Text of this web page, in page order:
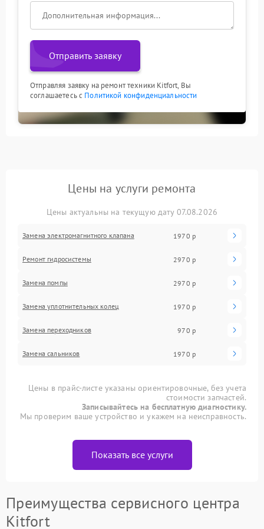
Отправить заявку
Отправляя заявку на ремонт техники Kitfort, Вы
соглашаетесь с Политикой конфиденциальности
Цены на услуги ремонта
Цены актуальны на текущую дату 07.08.2026
Замена электромагнитного клапана 1970 р
Ремонт гидросистемы 2970 р
Замена помпы 2970 р
Замена уплотнительных колец 1970 р
Замена переходников 970 р
Замена сальников 1970 р
Цены в прайс-листе указаны ориентировочные, без учета
стоимости запчастей.
Записывайтесь на бесплатную диагностику.
Мы проверим ваше устройство и укажем на неисправность.
Показать все услуги
Преимущества сервисного центра
Kitfort